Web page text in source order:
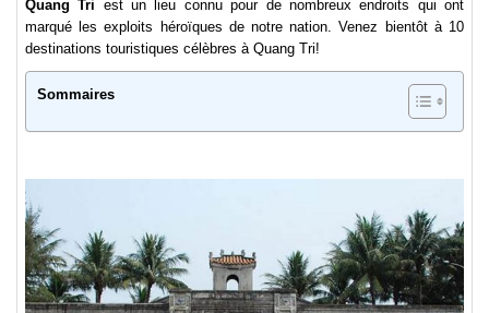
Quang Tri est un lieu connu pour de nombreux endroits qui ont
marqué les exploits héroïques de notre nation. Venez bientôt à 10
destinations touristiques célèbres à Quang Tri!
Sommaires